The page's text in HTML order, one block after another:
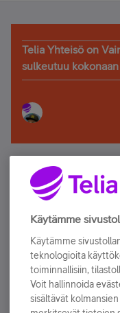
Telia Yhteisö on
sulkeutuu
Älä jää paitsi –
Tilaa Telian
sähköpostiisi.
Tilaa nyt
Käytämme
Käytämme
teknologioita
toiminnallisiin,
Voit hallinnoida
sisältävät